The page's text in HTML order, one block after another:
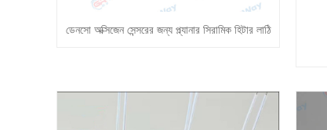
ডেনসো অক্সিজেন সেন্সরের জন্য প্ল্যানার সিরামিক হিটার লাঠি